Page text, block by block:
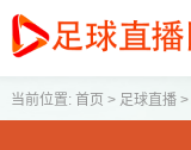
当前位置: 首页 > 足球直播>